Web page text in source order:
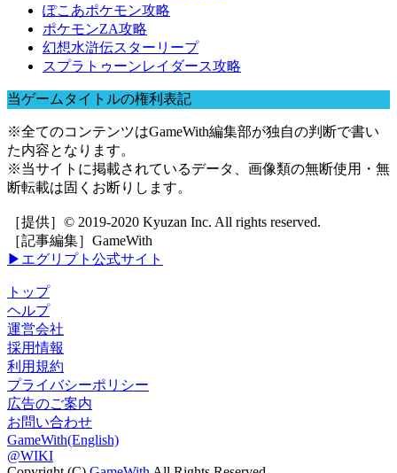
ぽこあポケモン攻略
ポケモンZA攻略
幻想水滸伝スターリープ
スプラトゥーンレイダース攻略
当ゲームタイトルの権利表記
※全てのコンテンツはGameWith編集部が独自の判断で書い
た内容となります。
※当サイトに掲載されているデータ、画像類の無断使用・無
断転載は固くお断りします。
［提供］© 2019-2020 Kyuzan Inc. All rights reserved.
［記事編集］GameWith
▶エグリプト公式サイト
トップ
ヘルプ
運営会社
採用情報
利用規約
プライバシーポリシー
広告のご案内
お問い合わせ
GameWith(English)
@WIKI